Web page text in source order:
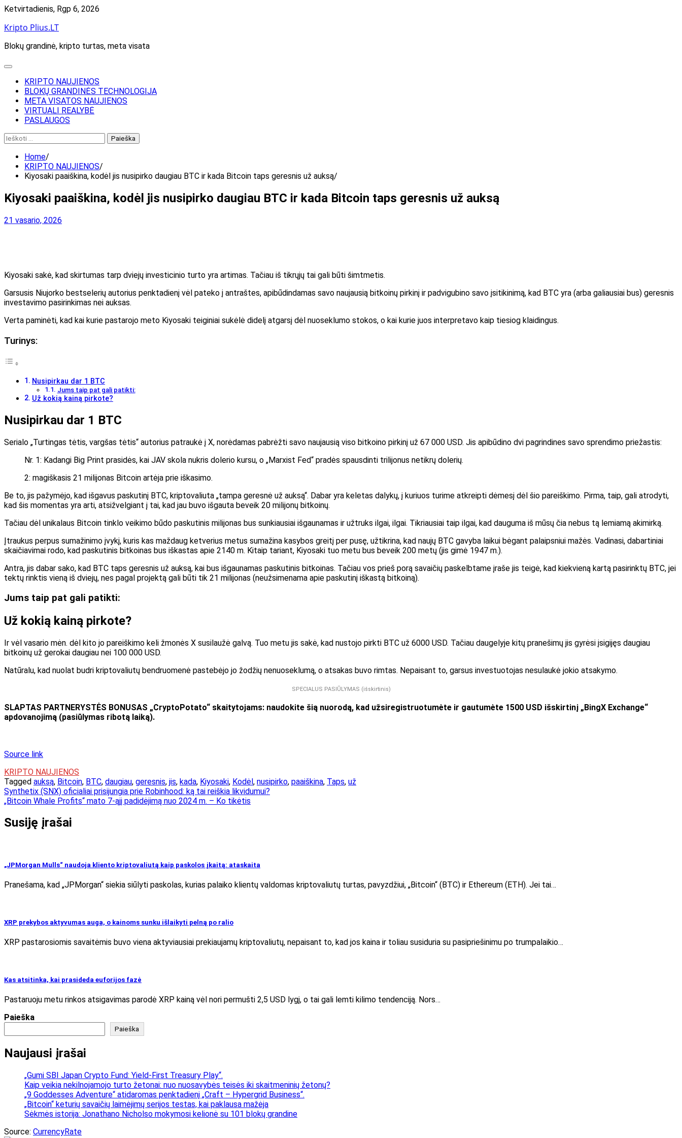
Skip
content
Ketvirtadienis, Rgp 6, 2026
Kripto Plius.LT
Blokų grandinė, kripto turtas, meta visata
KRIPTO NAUJIENOS
BLOKŲ GRANDINĖS TECHNOLOGIJA
META VISATOS NAUJIENOS
VIRTUALI REALYBĖ
PASLAUGOS
Ieškoti:
Home
KRIPTO NAUJIENOS
Kiyosaki paaiškina, kodėl jis nusipirko daugiau BTC ir kada Bitcoin taps geresnis už auksą
Kiyosaki paaiškina, kodėl jis nusipirko daugiau BTC ir kada Bitcoin taps geresnis už auksą
21 vasario, 2026
Kiyosaki sakė, kad skirtumas tarp dviejų investicinio turto yra artimas. Tačiau iš tikrųjų tai gali būti šimtmetis.
Garsusis Niujorko bestselerių autorius penktadienį vėl pateko į antraštes, apibūdindamas savo naujausią bitkoinų pirkinį ir padvigubino savo įsitikinimą, kad BTC yra (arba galiausiai bus) geresnis
investavimo pasirinkimas nei auksas.
Verta paminėti, kad kai kurie pastarojo meto Kiyosaki teiginiai sukėlė didelį atgarsį dėl nuoseklumo stokos, o kai kurie juos interpretavo kaip tiesiog klaidingus.
Turinys:
Nusipirkau dar 1 BTC
Jums taip pat gali patikti:
Už kokią kainą pirkote?
Nusipirkau dar 1 BTC
Serialo „Turtingas tėtis, vargšas tėtis“ autorius patraukė į X, norėdamas pabrėžti savo naujausią viso bitkoino pirkinį už 67 000 USD. Jis apibūdino dvi pagrindines savo sprendimo priežastis:
Nr. 1: Kadangi Big Print prasidės, kai JAV skola nukris dolerio kursu, o „Marxist Fed“ pradės spausdinti trilijonus netikrų dolerių.
2: magiškasis 21 milijonas Bitcoin artėja prie iškasimo.
Be to, jis pažymėjo, kad išgavus paskutinį BTC, kriptovaliuta „tampa geresnė už auksą“. Dabar yra keletas dalykų, į kuriuos turime atkreipti dėmesį dėl šio pareiškimo. Pirma, taip, gali atrodyti,
kad šis momentas yra arti, atsižvelgiant į tai, kad jau buvo išgauta beveik 20 milijonų bitkoinų.
Tačiau dėl unikalaus Bitcoin tinklo veikimo būdo paskutinis milijonas bus sunkiausiai išgaunamas ir užtruks ilgai, ilgai. Tikriausiai taip ilgai, kad dauguma iš mūsų čia nebus tą lemiamą akimirką.
Įtraukus perpus sumažinimo įvykį, kuris kas maždaug ketverius metus sumažina kasybos greitį per pusę, užtikrina, kad naujų BTC gavyba laikui bėgant palaipsniui mažės. Vadinasi, dabartiniai
skaičiavimai rodo, kad paskutinis bitkoinas bus iškastas apie 2140 m. Kitaip tariant, Kiyosaki tuo metu bus beveik 200 metų (jis gimė 1947 m.).
Antra, jis dabar sako, kad BTC taps geresnis už auksą, kai bus išgaunamas paskutinis bitkoinas. Tačiau vos prieš porą savaičių paskelbtame įraše jis teigė, kad kiekvieną kartą pasirinktų BTC, jei
tektų rinktis vieną iš dviejų, nes pagal projektą gali būti tik 21 milijonas (neužsimenama apie paskutinį iškastą bitkoiną).
Jums taip pat gali patikti:
Už kokią kainą pirkote?
Ir vėl vasario mėn. dėl kito jo pareiškimo keli žmonės X susilaužė galvą. Tuo metu jis sakė, kad nustojo pirkti BTC už 6000 USD. Tačiau daugelyje kitų pranešimų jis gyrėsi įsigijęs daugiau
bitkoinų už gerokai daugiau nei 100 000 USD.
Natūralu, kad nuolat budri kriptovaliutų bendruomenė pastebėjo jo žodžių nenuoseklumą, o atsakas buvo rimtas. Nepaisant to, garsus investuotojas nesulaukė jokio atsakymo.
SPECIALUS PASIŪLYMAS (išskirtinis)
SLAPTAS PARTNERYSTĖS BONUSAS „CryptoPotato“ skaitytojams: naudokite šią nuorodą, kad užsiregistruotumėte ir gautumėte 1500 USD išskirtinį „BingX Exchange“
apdovanojimą (pasiūlymas ribotą laiką).
Source link
KRIPTO NAUJIENOS
Tagged auksą, Bitcoin, BTC, daugiau, geresnis, jis, kada, Kiyosaki, Kodėl, nusipirko, paaiškina, Taps, už
Navigacija
tarp
įrašų
Synthetix (SNX) oficialiai prisijungia prie Robinhood: ką tai reiškia likvidumui?
„Bitcoin Whale Profits“ mato 7-ąjį padidėjimą nuo 2024 m. – Ko tikėtis
Susiję įrašai
„JPMorgan Mulls“ naudoja kliento kriptovaliutą kaip paskolos įkaitą: ataskaita
Pranešama, kad „JPMorgan“ siekia siūlyti paskolas, kurias palaiko klientų valdomas kriptovaliutų turtas, pavyzdžiui, „Bitcoin“ (BTC) ir Ethereum (ETH). Jei tai…
XRP prekybos aktyvumas auga, o kainoms sunku išlaikyti pelną po ralio
XRP pastarosiomis savaitėmis buvo viena aktyviausiai prekiaujamų kriptovaliutų, nepaisant to, kad jos kaina ir toliau susiduria su pasipriešinimu po trumpalaikio…
Kas atsitinka, kai prasideda euforijos fazė
Pastaruoju metu rinkos atsigavimas parodė XRP kainą vėl nori permušti 2,5 USD lygį, o tai gali lemti kilimo tendenciją. Nors…
Paieška
Paieška
Naujausi įrašai
„Gumi SBI Japan Crypto Fund: Yield-First Treasury Play“.
Kaip veikia nekilnojamojo turto žetonai: nuo nuosavybės teisės iki skaitmeninių žetonų?
„9 Goddesses Adventure“ atidaromas penktadienį „Craft – Hypergrid Business“.
„Bitcoin“ keturių savaičių laimėjimų serijos testas, kai paklausa mažėja
Sėkmės istorija: Jonathano Nicholso mokymosi kelionė su 101 blokų grandine
Source: CurrencyRate